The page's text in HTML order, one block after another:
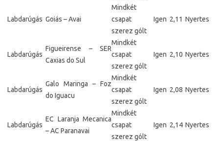
Labdarúgás Goiás – Avai
Mindkét
csapat
szerez gólt
Igen 2,11 Nyertes
Labdarúgás
Figueirense – SER
Caxias do Sul
Mindkét
csapat
szerez gólt
Igen 2,10 Nyertes
Labdarúgás
Galo Maringa – Foz
do Iguacu
Mindkét
csapat
szerez gólt
Igen 2,08 Nyertes
Labdarúgás
EC Laranja Mecanica
– AC Paranavai
Mindkét
csapat
szerez gólt
Igen 2,14 Nyertes